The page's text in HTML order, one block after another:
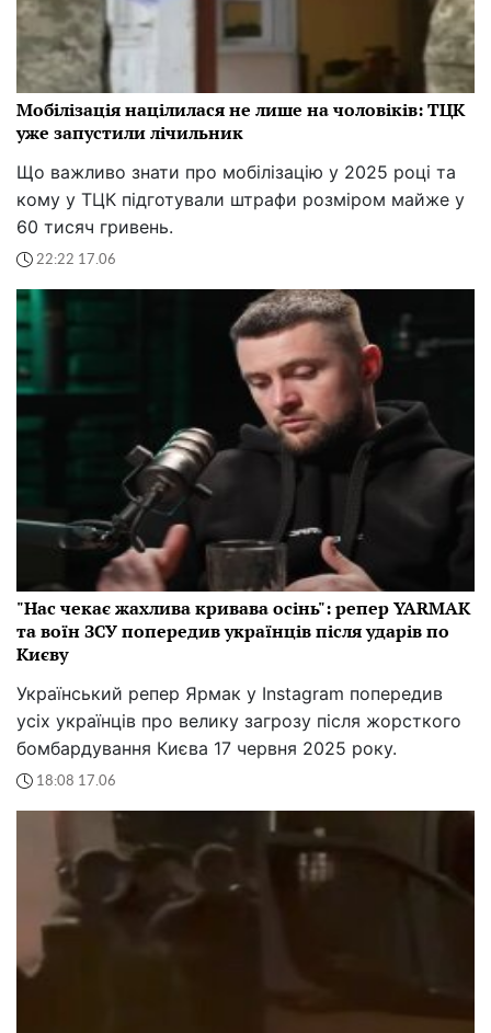
Мобілізація націлилася не лише на чоловіків: ТЦК
уже запустили лічильник
Що важливо знати про мобілізацію у 2025 році та
кому у ТЦК підготували штрафи розміром майже у
60 тисяч гривень.
22:22 17.06
"Нас чекає жахлива кривава осінь": репер YARMAK
та воїн ЗСУ попередив українців після ударів по
Києву
Український репер Ярмак у Instagram попередив
усіх українців про велику загрозу після жорсткого
бомбардування Києва 17 червня 2025 року.
18:08 17.06